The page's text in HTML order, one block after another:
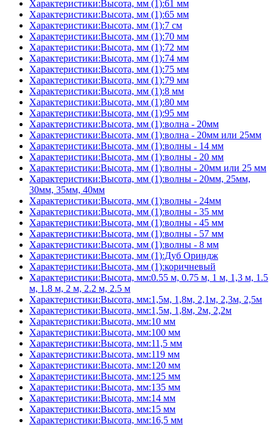
Характеристики:Высота, мм (1):61 мм
Характеристики:Высота, мм (1):65 мм
Характеристики:Высота, мм (1):7 см
Характеристики:Высота, мм (1):70 мм
Характеристики:Высота, мм (1):72 мм
Характеристики:Высота, мм (1):74 мм
Характеристики:Высота, мм (1):75 мм
Характеристики:Высота, мм (1):79 мм
Характеристики:Высота, мм (1):8 мм
Характеристики:Высота, мм (1):80 мм
Характеристики:Высота, мм (1):95 мм
Характеристики:Высота, мм (1):волна - 20мм
Характеристики:Высота, мм (1):волна - 20мм или 25мм
Характеристики:Высота, мм (1):волны - 14 мм
Характеристики:Высота, мм (1):волны - 20 мм
Характеристики:Высота, мм (1):волны - 20мм или 25 мм
Характеристики:Высота, мм (1):волны - 20мм, 25мм,
30мм, 35мм, 40мм
Характеристики:Высота, мм (1):волны - 24мм
Характеристики:Высота, мм (1):волны - 35 мм
Характеристики:Высота, мм (1):волны - 45 мм
Характеристики:Высота, мм (1):волны - 57 мм
Характеристики:Высота, мм (1):волны - 8 мм
Характеристики:Высота, мм (1):Дуб Ориндж
Характеристики:Высота, мм (1):коричневый
Характеристики:Высота, мм:0.55 м, 0.75 м, 1 м, 1,3 м, 1.5
м, 1.8 м, 2 м, 2.2 м, 2.5 м
Характеристики:Высота, мм:1,5м, 1,8м, 2,1м, 2,3м, 2,5м
Характеристики:Высота, мм:1,5м, 1,8м, 2м, 2,2м
Характеристики:Высота, мм:10 мм
Характеристики:Высота, мм:100 мм
Характеристики:Высота, мм:11,5 мм
Характеристики:Высота, мм:119 мм
Характеристики:Высота, мм:120 мм
Характеристики:Высота, мм:125 мм
Характеристики:Высота, мм:135 мм
Характеристики:Высота, мм:14 мм
Характеристики:Высота, мм:15 мм
Характеристики:Высота, мм:16,5 мм